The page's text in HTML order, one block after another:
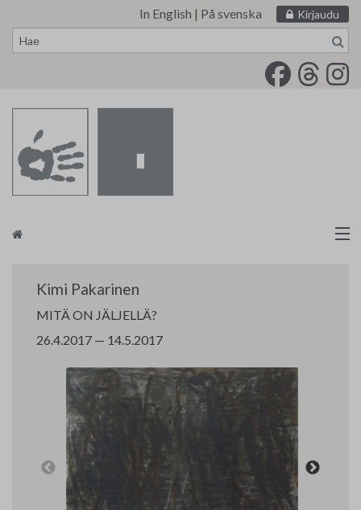
In English | På svenska Kirjaudu
sisältöön
Näyttelytoiminta
Tarvikevälitys
Yhteystiedot
Jäsenluettelo
Kimi Pakarinen
MITÄ ON JÄLJELLÄ?
26.4.2017 — 14.5.2017